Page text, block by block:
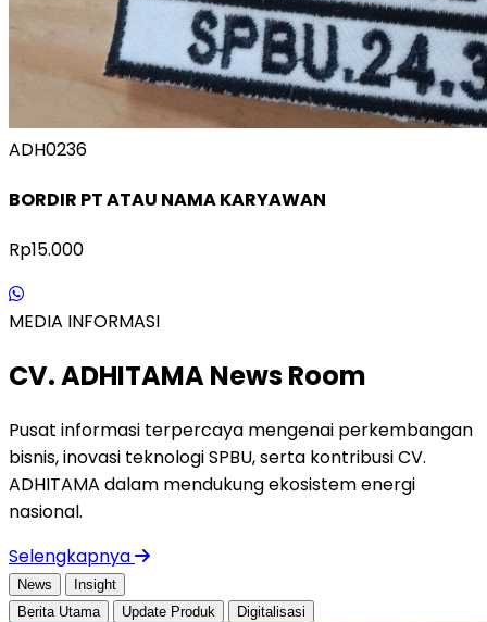
ADH0236
BORDIR PT ATAU NAMA KARYAWAN
Rp15.000
MEDIA INFORMASI
CV. ADHITAMA News Room
Pusat informasi terpercaya mengenai perkembangan
bisnis, inovasi teknologi SPBU, serta kontribusi CV.
ADHITAMA dalam mendukung ekosistem energi
nasional.
Selengkapnya
News
Insight
Berita Utama
Update Produk Digitalisasi